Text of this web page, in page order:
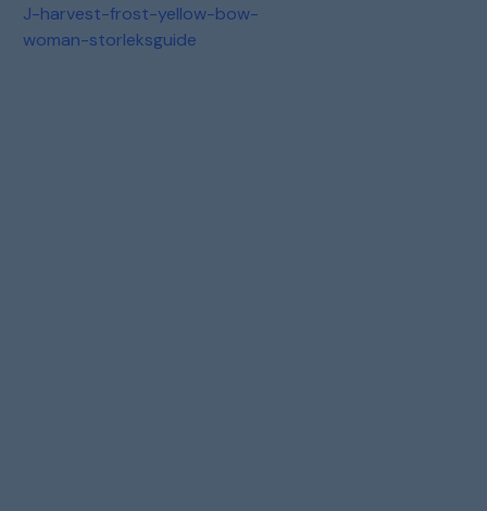
J-harvest-frost-yellow-bow-
woman-storleksguide